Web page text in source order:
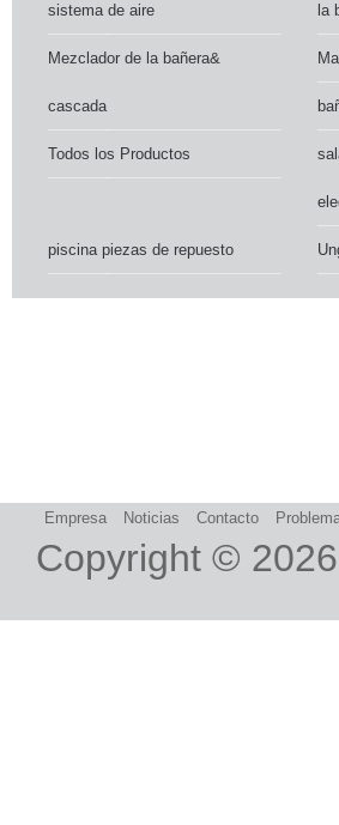
sistema de aire la
Mezclador de la bañera&
cascada
Todos los Productos
piscina piezas de repuesto
Empresa Noticias Contacto
Copyright © 2026